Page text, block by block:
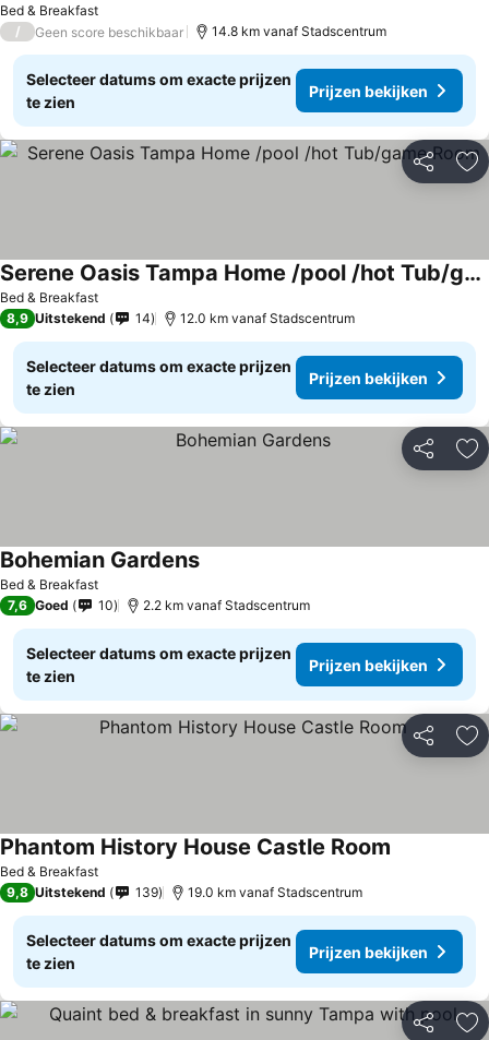
Bed & Breakfast
/ Geen score beschikbaar 14.8 km vanaf Stadscentrum
Selecteer datums om exacte prijzen
te zien
Prijzen bekijken
Delen
Bed & Breakfast
Serene Oasis Tampa Home /pool /hot Tub/game Room
8,9 Uitstekend 14 12.0 km vanaf Stadscentrum
Selecteer datums om exacte prijzen
te zien
Prijzen bekijken
Delen
Bed & Breakfast
Bohemian Gardens
7,6 Goed 10 2.2 km vanaf Stadscentrum
Selecteer datums om exacte prijzen
te zien
Prijzen bekijken
Delen
Bed & Breakfast
Phantom History House Castle Room
9,8 Uitstekend 139 19.0 km vanaf Stadscentrum
Selecteer datums om exacte prijzen
te zien
Prijzen bekijken
Delen